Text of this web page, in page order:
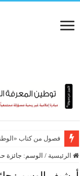
فصول من كتاب «الوطنيّة
الرئيسية / الوسم: جائزة